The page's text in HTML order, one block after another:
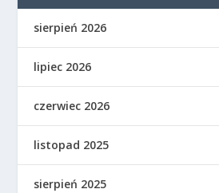
sierpień 2026
lipiec 2026
czerwiec 2026
listopad 2025
sierpień 2025